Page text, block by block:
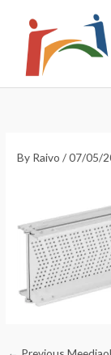
content
By Raivo/07/05/